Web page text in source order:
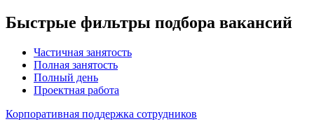
Быстрые фильтры подбора вакансий
Частичная занятость
Полная занятость
Полный день
Проектная работа
Корпоративная поддержка сотрудников